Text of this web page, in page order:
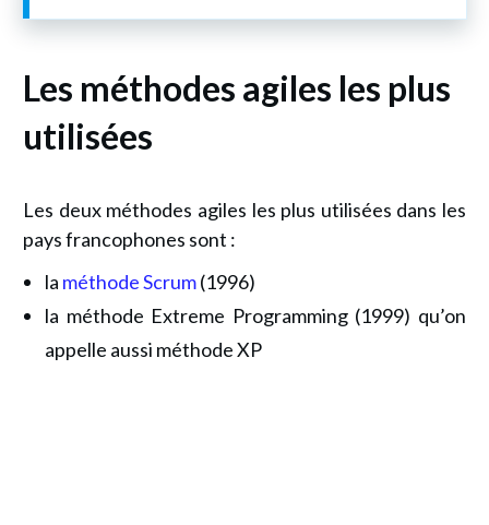
Les méthodes agiles les plus
utilisées
Les deux méthodes agiles les plus utilisées dans les
pays francophones sont :
la méthode Scrum(1996)
la méthode Extreme Programming (1999) qu’on
appelle aussi méthode XP